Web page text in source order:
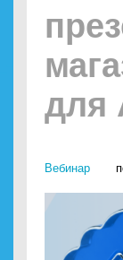
для
Вебинар